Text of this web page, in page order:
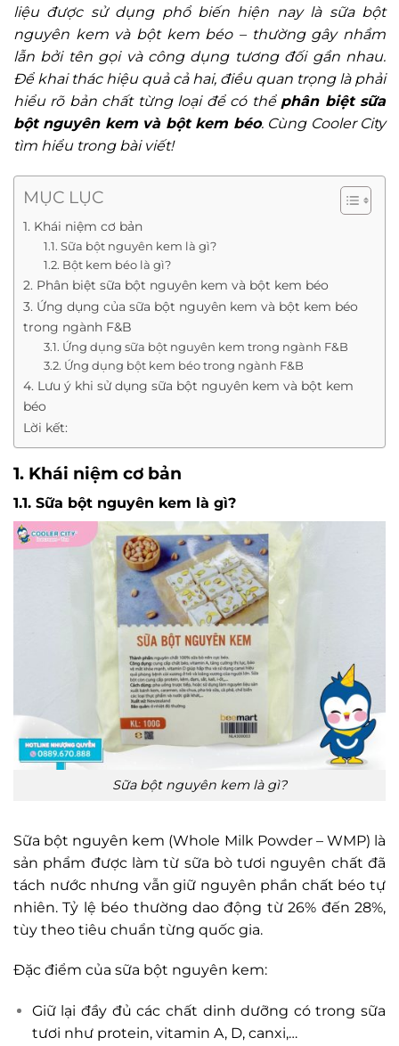
liệu được sử dụng phổ biến hiện nay là sữa bột
nguyên kem và bột kem béo – thường gây nhầm
lẫn bởi tên gọi và công dụng tương đối gần nhau.
Để khai thác hiệu quả cả hai, điều quan trọng là phải
hiểu rõ bản chất từng loại để có thể phân biệt sữa
bột nguyên kem và bột kem béo. Cùng Cooler City
tìm hiểu trong bài viết!
MỤC LỤC
1. Khái niệm cơ bản
1.1. Sữa bột nguyên kem là gì?
1.2. Bột kem béo là gì?
2. Phân biệt sữa bột nguyên kem và bột kem béo
3. Ứng dụng của sữa bột nguyên kem và bột kem béo
trong ngành F&B
3.1. Ứng dụng sữa bột nguyên kem trong ngành F&B
3.2. Ứng dụng bột kem béo trong ngành F&B
4. Lưu ý khi sử dụng sữa bột nguyên kem và bột kem
béo
Lời kết:
1. Khái niệm cơ bản
1.1. Sữa bột nguyên kem là gì?
Sữa bột nguyên kem là gì?
Sữa bột nguyên kem (Whole Milk Powder – WMP) là
sản phẩm được làm từ sữa bò tươi nguyên chất đã
tách nước nhưng vẫn giữ nguyên phần chất béo tự
nhiên. Tỷ lệ béo thường dao động từ 26% đến 28%,
tùy theo tiêu chuẩn từng quốc gia.
Đặc điểm của sữa bột nguyên kem:
Giữ lại đầy đủ các chất dinh dưỡng có trong sữa
tươi như protein, vitamin A, D, canxi,…